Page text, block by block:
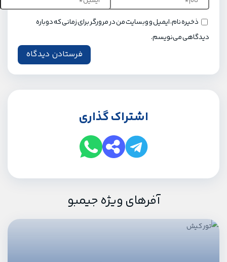
ذخیره نام، ایمیل و وبسایت من در مرورگر برای زمانی که دوباره
دیدگاهی می‌نویسم.
اشتراک گذاری
آفرهای ویژه جیمبو